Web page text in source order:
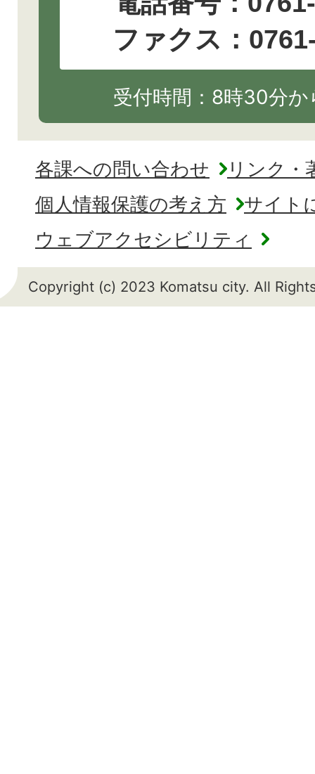
ファクス：
受付時間：8時30分
各課への問い合わせ
リンク・
個人情報保護の考え方
サイト
ウェブアクセシビリティ
Copyright (c) 2023 Komatsu city. All